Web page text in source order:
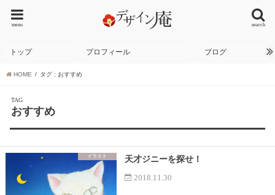
search
menu
トップ プロフィール ブログ
HOME タグ : おすすめ
TAG
おすすめ
イラスト 天才ジニーを探せ！
2018.11.30